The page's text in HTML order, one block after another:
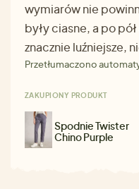
wymiarów nie
były ciasne, a po
znacznie luźniejsze,
Przetłumaczono
ZAKUPIONY PRODUKT
Spodnie Twister
Chino Purple